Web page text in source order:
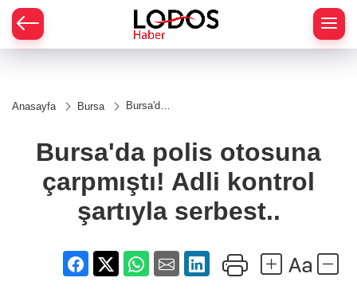
Anasayfa Bursa
Bursa'da
çarpmıştı!
Adli
kontrol
şartıyla
serbest..
Bursa'da polis otosuna
çarpmıştı! Adli kontrol
şartıyla serbest..